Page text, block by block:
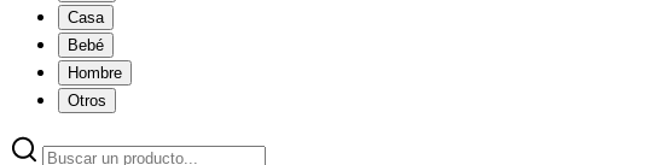
Casa
Bebé
Hombre
Otros